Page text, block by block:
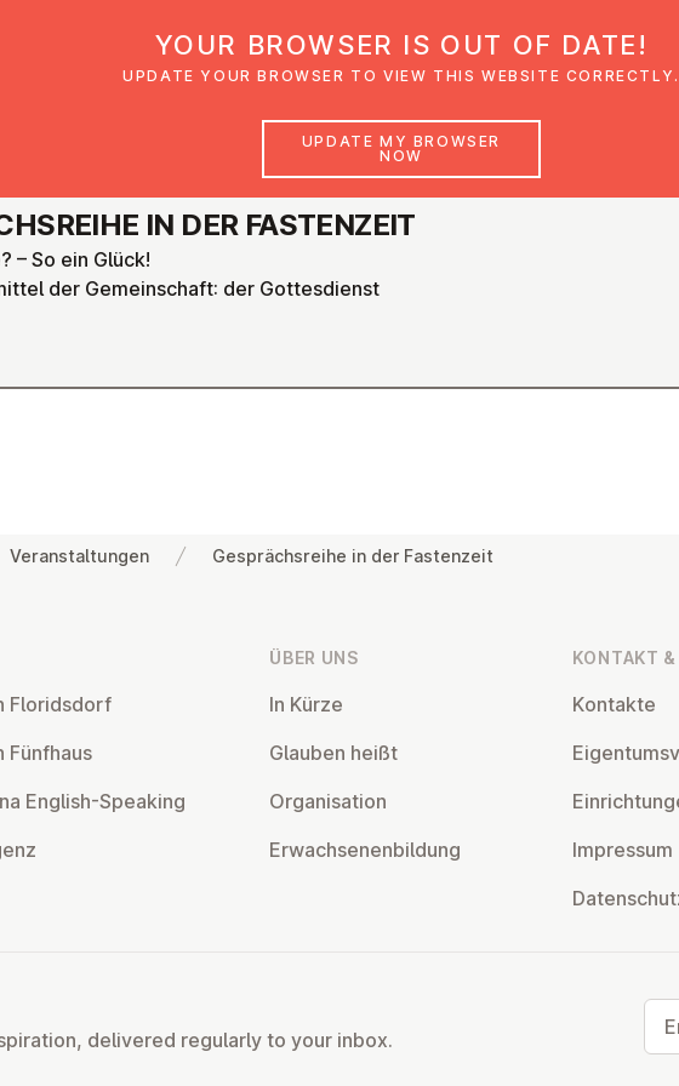
Gemeinden Glaubensimpulse News
IN DER FASTEN­ZEIT
– So ein Glück!
der Gemeinschaft: der Gottesdienst
Veranstaltungen Gesprächsreihe in der Fastenzeit
Flor­idsdorf
Fünfhaus
English-Speaking
ÜBER UNS
In Kürze
Glauben heißt
Or­gan­isa­tion
Er­wach­sen­en­bildung
KONTAKT
Kontakte
Impressum
delivered regularly to your inbox.
YOUR BROWSER IS OUT OF DATE!
UPDATE YOUR BROWSER TO VIEW THIS WEBSITE CORRECTLY.
UPDATE MY BROWSER
NOW